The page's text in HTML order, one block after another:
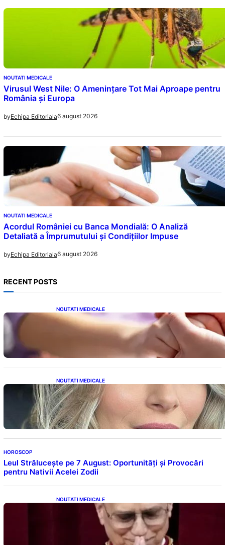
NOUTATI MEDICALE
Virusul West Nile: O Amenințare Tot Mai Aproape pentru
România și Europa
byEchipa Editoriala6 august 2026
NOUTATI MEDICALE
Acordul României cu Banca Mondială: O Analiză
Detaliată a Împrumutului și Condițiilor Impuse
byEchipa Editoriala6 august 2026
RECENT POSTS
NOUTATI MEDICALE
Creșterea alarmantă a cancerului la tineri: o
analiză detaliată a tendințelor globale
NOUTATI MEDICALE
Laura Cosoi și Povestea Maternității: O
Călătorie Plină de Dragoste și Provocări
HOROSCOP
Leul Strălucește pe 7 August: Oportunități și Provocări
pentru Nativii Acelei Zodii
NOUTATI MEDICALE
Descoperiri Revoluționare: Originile Papei
Leon al XIV-lea și Legăturile Sale Cu Cuba